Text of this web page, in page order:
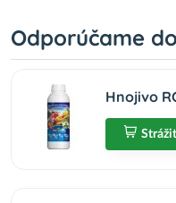
Odporúčame
Hnojivo